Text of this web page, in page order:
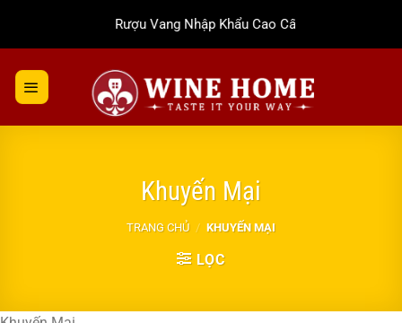
dung
Rượu Vang Nhập Khẩu Cao Cấp
Khuyến Mại
TRANG CHỦ / KHUYẾN MẠI
LỌC